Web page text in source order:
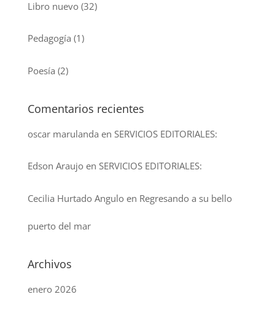
Libro nuevo(32)
Pedagogía (1)
Poesía (2)
Comentarios recientes
oscar marulanda en SERVICIOS EDITORIALES:
Edson Araujoen SERVICIOS EDITORIALES:
Cecilia Hurtado Anguloen Regresando a su bello
puerto del mar
Archivos
enero 2026